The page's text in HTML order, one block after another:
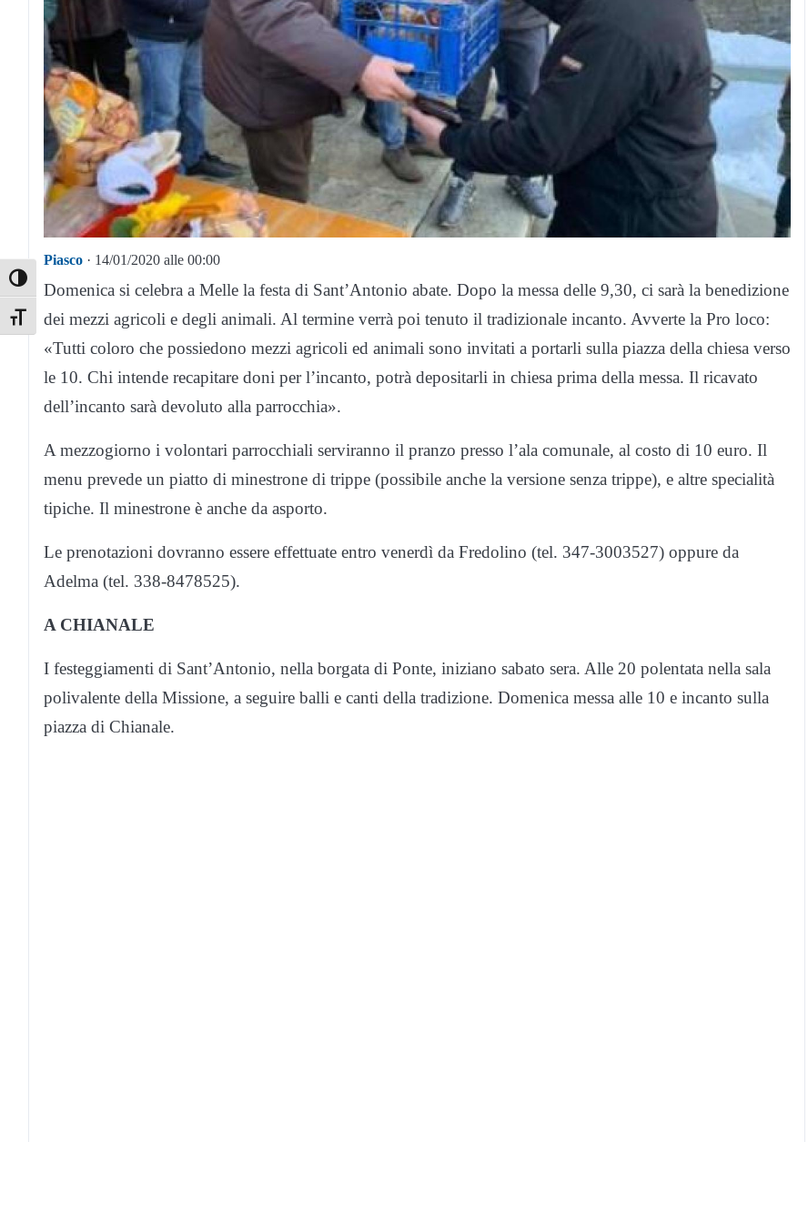
Toggle High Contrast
Toggle Font size
Piasco · 14/01/2020 alle 00:00
Domenica si celebra a Melle la festa di Sant’Antonio abate. Dopo la messa delle 9,30, ci sarà la benedizione
dei mezzi agricoli e degli animali. Al termine verrà poi tenuto il tradizionale incanto. Avverte la Pro loco:
«Tutti coloro che possiedono mezzi agricoli ed animali sono invitati a portarli sulla piazza della chiesa verso
le 10. Chi intende recapitare doni per l’incanto, potrà depositarli in chiesa prima della messa. Il ricavato
dell’incanto sarà devoluto alla parrocchia».
A mezzogiorno i volontari parrocchiali serviranno il pranzo presso l’ala comunale, al costo di 10 euro. Il
menu prevede un piatto di minestrone di trippe (possibile anche la versione senza trippe), e altre specialità
tipiche. Il minestrone è anche da asporto.
Le prenotazioni dovranno essere effettuate entro venerdì da Fredolino (tel. 347-3003527) oppure da
Adelma (tel. 338-8478525).
A CHIANALE
I festeggiamenti di Sant’Antonio, nella borgata di Ponte, iniziano sabato sera. Alle 20 polentata nella sala
polivalente della Missione, a seguire balli e canti della tradizione. Domenica messa alle 10 e incanto sulla
piazza di Chianale.